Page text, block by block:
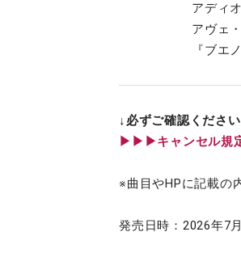
アディ
アヴェ
『ブエ
↓必ずご確認ください
▶︎▶︎▶︎キャンセル規
※曲目やHPに記載の
発売日時：2026年7